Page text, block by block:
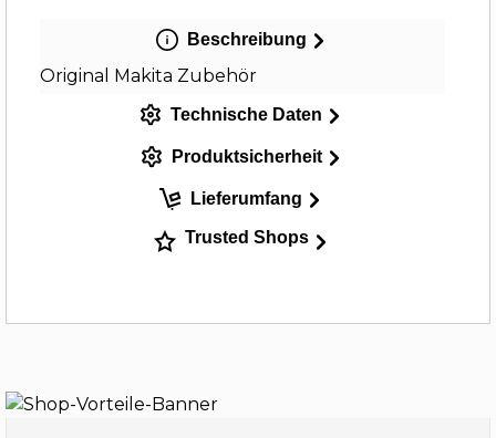
Beschreibung
Original Makita Zubehör
Technische Daten
Produktsicherheit
Lieferumfang
Trusted Shops